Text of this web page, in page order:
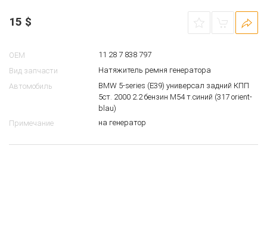
15 $
OEM
11 28 7 838 797
Вид запчасти
Натяжитель ремня генератора
Автомобиль
BMW 5-series (E39) универсал задний КПП
5ст. 2000 2.2 бензин M54 т.синий (317 orient-
blau)
Примечание
на генератор